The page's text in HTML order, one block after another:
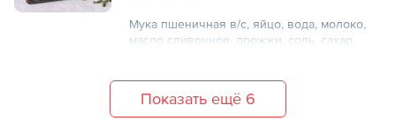
Мука пшеничная в/с, яйцо, вода, молоко,
масло сливочное, дрожжи, соль, сахар,
Показать ещё 6